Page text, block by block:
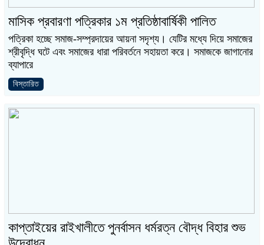
মাসিক প্রবারণা পত্রিকার ১ম প্রতিষ্ঠাবার্ষিকী পালিত
পত্রিকা হচ্ছে সমাজ-সম্প্রদায়ের আয়না সদৃশ্য। যেটির মধ্যে দিয়ে সমাজের
শ্রীবৃদ্ধি ঘটে এবং সমাজের ধারা পরিবর্তনে সহায়তা করে। সমাজকে জাগানোর
ব্যাপারে
বিস্তারিত
কাপ্তাইয়ের রাইখালীতে পুনর্বাসন ধর্মরত্ন বৌদ্ধ বিহার শুভ